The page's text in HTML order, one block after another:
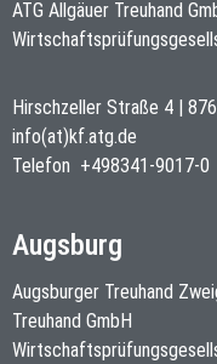
ATG Allgäuer Treuhand
Hirschzeller Straße 4 |
info(at)kf.atg.de
Telefon +498341-9017-0
Augsburg
Augsburger Treuhand
Treuhand GmbH